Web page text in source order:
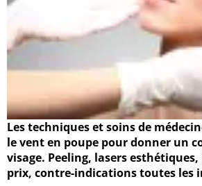
Les techniques et soins de
le vent en poupe pour donner un
visage. Peeling, lasers
prix, contre-indications toutes les